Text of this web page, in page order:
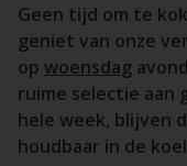
Geen tijd om te
geniet van onze
op woensdag
ruime selectie aan
hele week, blijven
houdbaar in de